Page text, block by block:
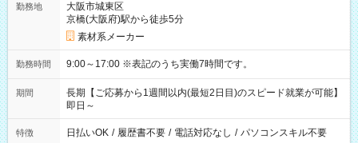
勤務地
大阪市城東区
京橋(大阪府)駅から徒歩5分
素材系メーカー
勤務時間 9:00～17:00 ※表記のうち実働7時間です。
期間
長期【ご応募から1週間以内(最短2日目)のスピード就業が可能】
即日～
特徴 日払いOK / 履歴書不要 / 電話対応なし / パソコンスキル不要